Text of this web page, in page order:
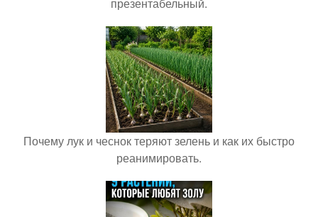
презентабельный.
Почему лук и чеснок теряют зелень и как их быстро
реанимировать.